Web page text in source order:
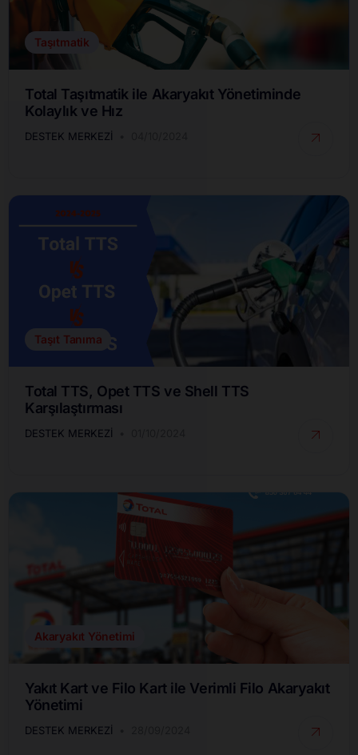
Taşıtmatik
Total Taşıtmatik ile Akaryakıt Yönetiminde
Kolaylık ve Hız
DESTEK MERKEZI
Taşıt Tanıma
Total TTS, Opet TTS ve Shell TTS
Karşılaştırması
DESTEK MERKEZI
Akaryakıt Yönetimi
Yakıt Kart ve Filo Kart ile Verimli Filo Akaryakıt
Yönetimi
DESTEK MERKEZI